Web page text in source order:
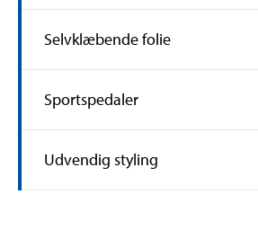
Selvklæbende folie
Sportspedaler
Udvendig styling